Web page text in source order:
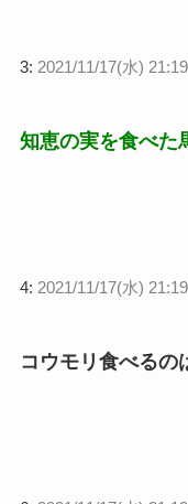
3: 2021/11/17(水)
知恵の実を食べた
4: 2021/11/17(水)
コウモリ食べるの